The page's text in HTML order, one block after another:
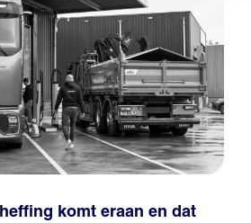
komt eraan en dat